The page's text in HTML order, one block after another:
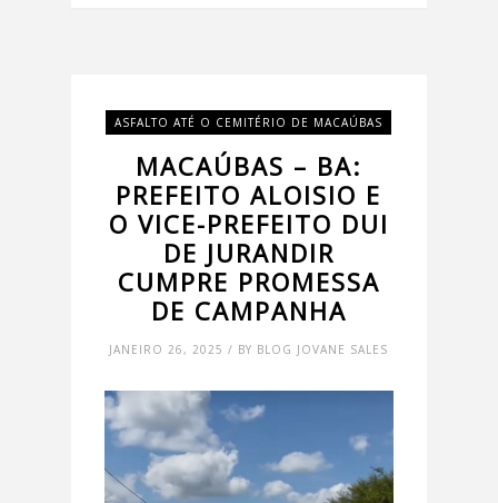
ASFALTO ATÉ O CEMITÉRIO DE MACAÚBAS
MACAÚBAS – BA:
PREFEITO ALOISIO E
O VICE-PREFEITO DUI
DE JURANDIR
CUMPRE PROMESSA
DE CAMPANHA
JANEIRO 26, 2025 / BY BLOG JOVANE SALES